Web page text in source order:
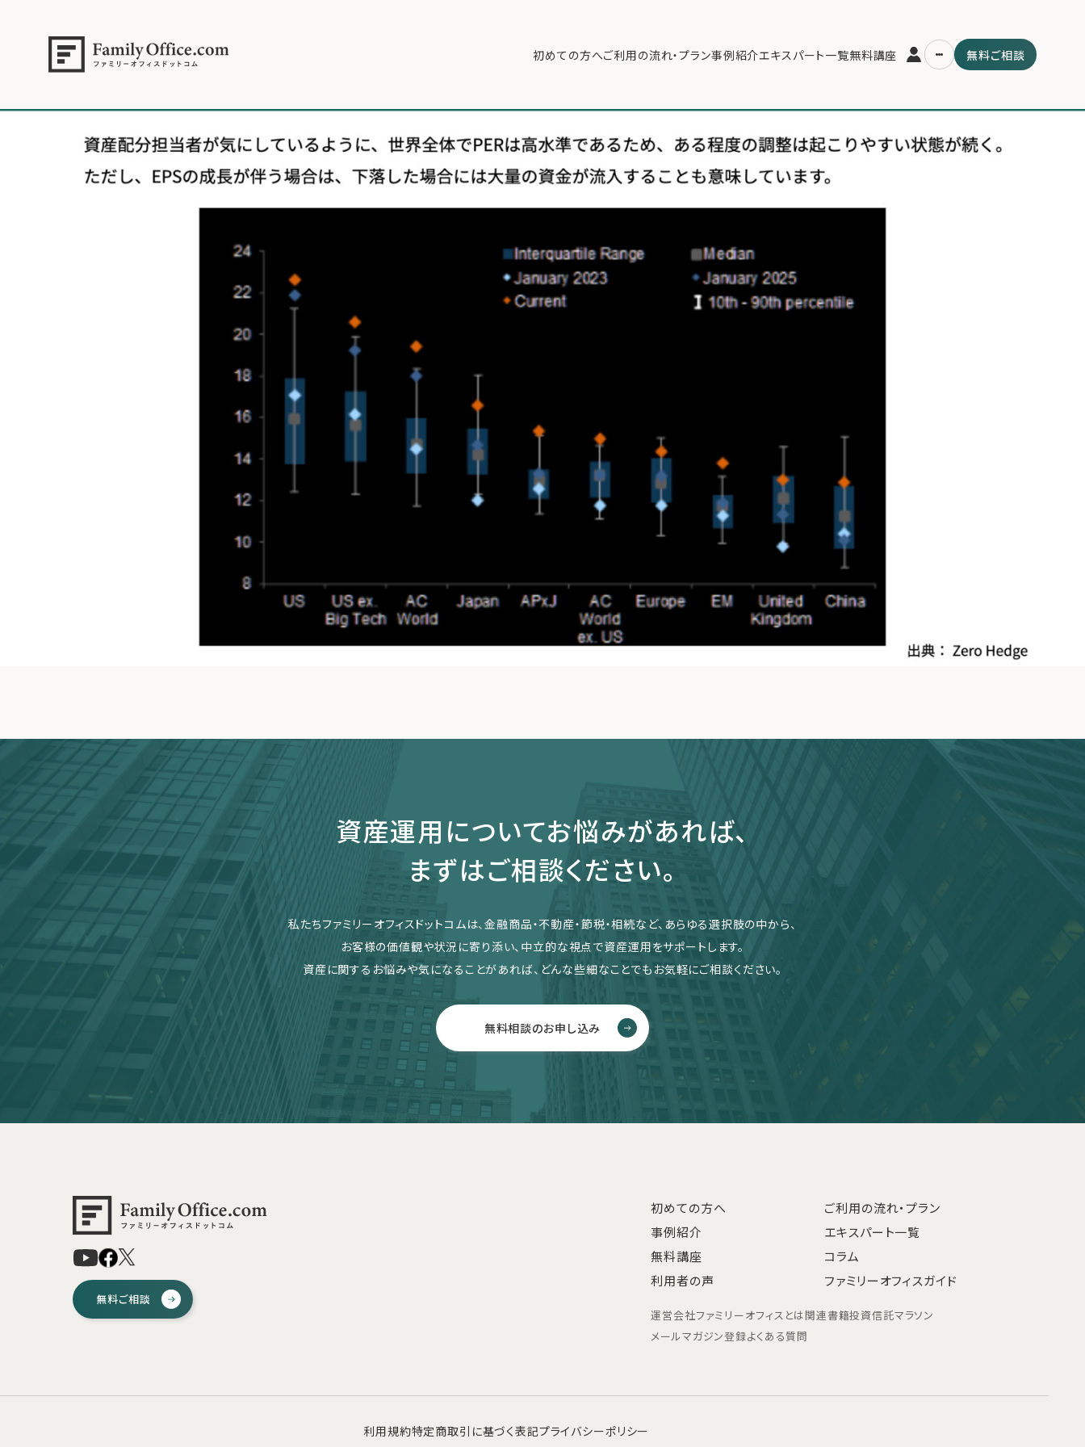
初めての方へご利用の流れ・プラン事例紹介エキスパート一覧無料講座 無料ご相談
初めての方へ
ご利用の流れ・プラン
事例紹介
エキスパート一覧
無料ご相談 ログイン
運営会社
2025年12月1日.012
資産運用についてお悩みがあれば、
まずはご相談ください。
私たちファミリーオフィスドットコムは、金融商品・不動産・節税・相続など、あらゆる選択肢の中から、
お客様の価値観や状況に寄り添い、中立的な視点で資産運用をサポートします。
資産に関するお悩みや気になることがあれば、どんな些細なことでもお気軽にご相談ください。
無料相談のお申し込み
無料ご相談
初めての方へ
ご利用の流れ・プラン
事例紹介
エキスパート一覧
無料講座
コラム
利用者の声
ファミリーオフィスガイド
運営会社ファミリーオフィスとは関連書籍投資信託マラソン
メールマガジン登録よくある質問
利用規約特定商取引に基づく表記プライバシーポリシー